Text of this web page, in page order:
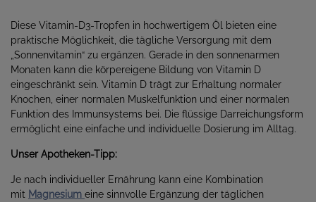
Diese Vitamin-D3-Tropfen in hochwertigem Öl bieten eine
praktische Möglichkeit, die tägliche Versorgung mit dem
„Sonnenvitamin“ zu ergänzen. Gerade in den sonnenarmen
Monaten kann die körpereigene Bildung von Vitamin D
eingeschränkt sein. Vitamin D trägt zur Erhaltung normaler
Knochen, einer normalen Muskelfunktion und einer normalen
Funktion des Immunsystems bei. Die flüssige Darreichungsform
ermöglicht eine einfache und individuelle Dosierung im Alltag.
Unser Apotheken-Tipp:
Je nach individueller Ernährung kann eine Kombination
mit Magnesium eine sinnvolle Ergänzung der täglichen